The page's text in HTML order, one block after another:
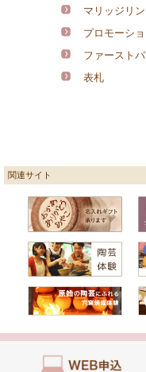
マリッジリ
プロモーシ
ファースト
表札
関連サイト